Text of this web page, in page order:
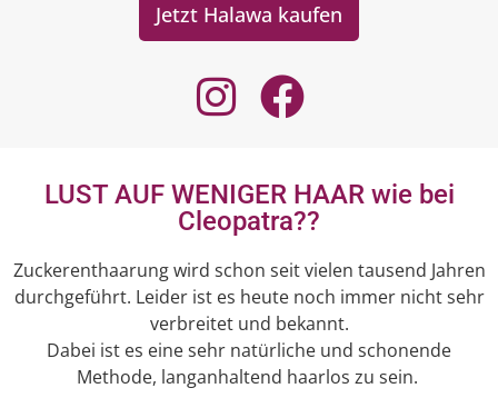
Jetzt Halawa kaufen
LUST AUF WENIGER HAAR wie bei
Cleopatra??
Zuckerenthaarung wird schon seit vielen tausend Jahren
durchgeführt. Leider ist es heute noch immer nicht sehr
verbreitet und bekannt.
Dabei ist es eine sehr natürliche und schonende
Methode, langanhaltend haarlos zu sein.